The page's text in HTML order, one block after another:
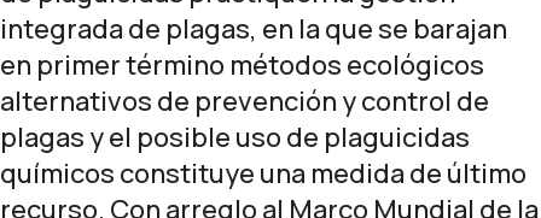
integrada de plagas, en la que se barajan
en primer término métodos ecológicos
alternativos de prevención y control de
plagas y el posible uso de plaguicidas
químicos constituye una medida de último
recurso. Con arreglo al Marco Mundial de la